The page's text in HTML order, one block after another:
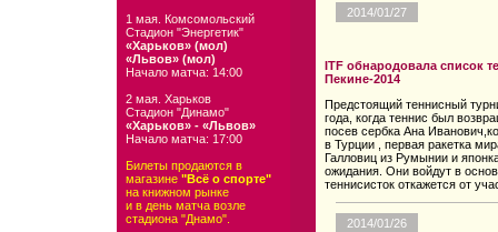
1 мая. Комсомольский
Стадион "Энергетик"
«Харьков» (мол)
«Львов» (мол)
Начало матча: 14:00
2 мая. Харьков
Стадион "Динамо"
«Харьков» - «Львов»
Начало матча: 17:00
Билеты продаются в
магазине "Всё о спорте"
на книжном рынке
и в день матча возле
стадиона "Днамо".
2014/01/27
ITF обнародовала список
Пекине-2014
Предстоящий теннисный
года, когда теннис был
посев сербка Ана
в Турции , первая ракетка
Галловиц из Румынии и
ожидания. Они войдут в
теннисисток откажется от
2014/01/26